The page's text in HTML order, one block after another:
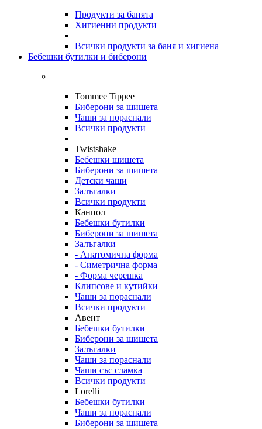
Продукти за банята
Хигиенни продукти
Всички продукти за баня и хигиена
Бебешки бутилки и биберони
Tommee Tippee
Биберони за шишета
Чаши за пораснали
Всички продукти
Twistshake
Бебешки шишета
Биберони за шишета
Детски чаши
Залъгалки
Всички продукти
Канпол
Бебешки бутилки
Биберони за шишета
Залъгалки
- Анатомична форма
- Симетрична форма
- Форма черешка
Клипсове и кутийки
Чаши за пораснали
Всички продукти
Авент
Бебешки бутилки
Биберони за шишета
Залъгалки
Чаши за пораснали
Чаши със сламка
Всички продукти
Lorelli
Бебешки бутилки
Чаши за пораснали
Биберони за шишета